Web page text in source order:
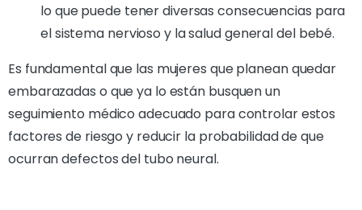
lo que puede tener diversas consecuencias para
el sistema nervioso y la salud general del bebé.
Es fundamental que las mujeres que planean quedar
embarazadas o que ya lo están busquen un
seguimiento médico adecuado para controlar estos
factores de riesgo y reducir la probabilidad de que
ocurran defectos del tubo neural.